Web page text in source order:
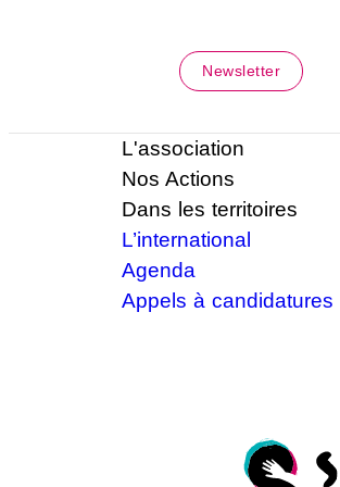
Newsletter
L'association
Nos Actions
Dans les territoires
L’international
Agenda
Appels à candidatures